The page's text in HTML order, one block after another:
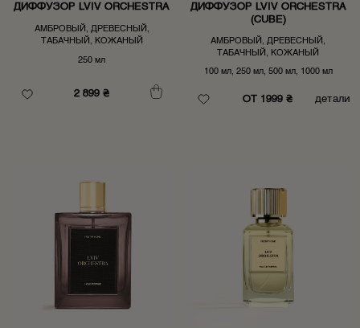
ДИФФУЗОР LVIV ORCHESTRA
АМБРОВЫЙ, ДРЕВЕСНЫЙ,
ТАБАЧНЫЙ, КОЖАНЫЙ
250 мл
2 899 ₴
ДИФФУЗОР LVIV ORCHESTRA
(CUBE)
АМБРОВЫЙ, ДРЕВЕСНЫЙ,
ТАБАЧНЫЙ, КОЖАНЫЙ
100 мл, 250 мл, 500 мл, 1000 мл
детали
ОТ 1999 ₴